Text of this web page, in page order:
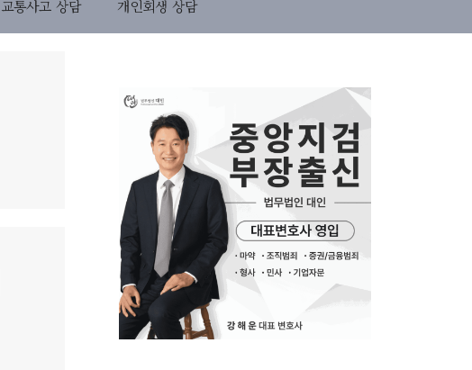
교통사고 상담 개인회생 상담